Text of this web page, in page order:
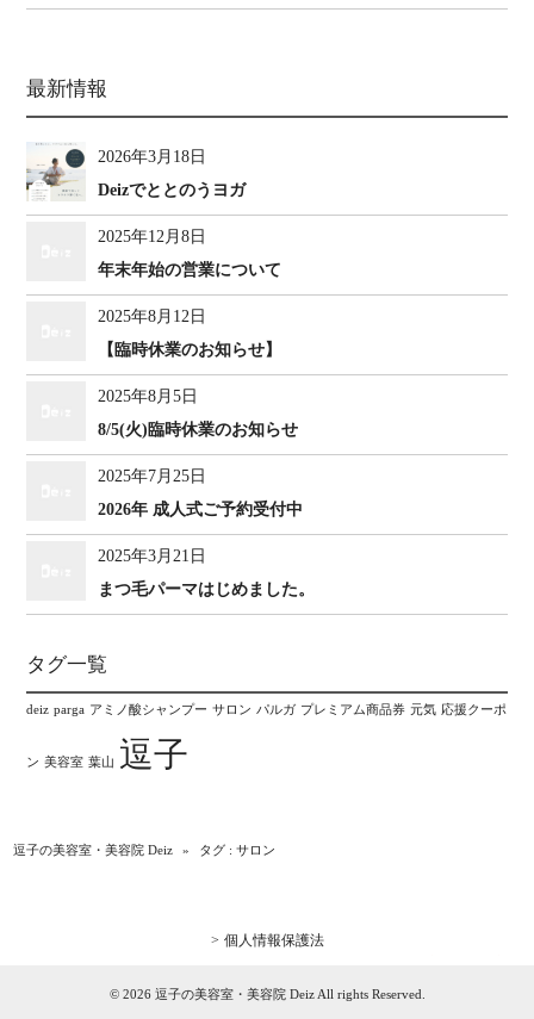
最新情報
2026年3月18日
Deizでととのうヨガ
2025年12月8日
年末年始の営業について
2025年8月12日
【臨時休業のお知らせ】
2025年8月5日
8/5(火)臨時休業のお知らせ
2025年7月25日
2026年 成人式ご予約受付中
2025年3月21日
まつ毛パーマはじめました。
タグ一覧
deiz parga アミノ酸シャンプー サロン パルガ プレミアム商品券 元気 応援クーポ
ン 美容室 葉山 逗子
逗子の美容室・美容院 Deiz » タグ : サロン
個人情報保護法
© 2026 逗子の美容室・美容院 Deiz All rights Reserved.